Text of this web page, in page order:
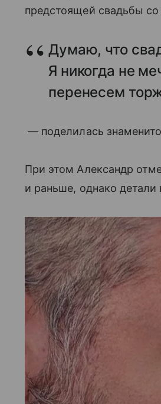
предстоящей свадьбы
Думаю, что
Я никогда не
перенесем
— поделилась
При этом Александр
и раньше, однако детали